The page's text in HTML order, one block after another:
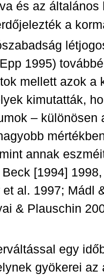
és az általános
a
1995)
mellett azok a
kimutatták,
– különösen
annak
[1994]
al. 1997; Mádl
& Plauschin
egy
gyökerei